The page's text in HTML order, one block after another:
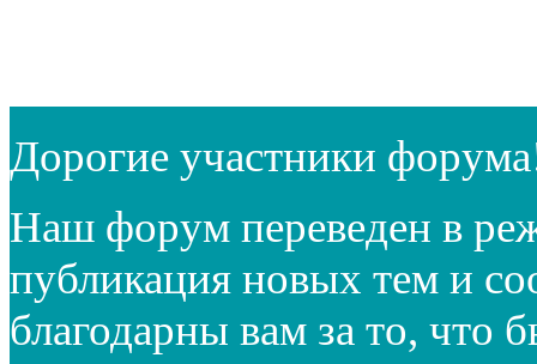
Дорогие участники
Наш форум переведен в
публикация новых тем и
благодарны вам за то, что